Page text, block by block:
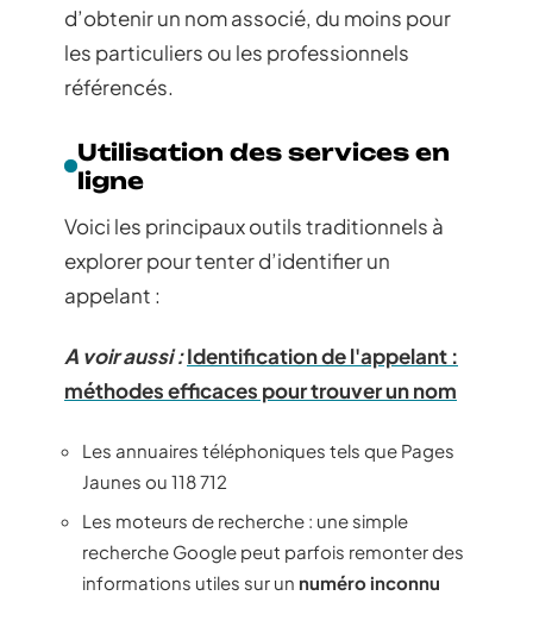
d’obtenir un nom associé, du moins pour
les particuliers ou les professionnels
référencés.
Utilisation des services en
ligne
Voici les principaux outils traditionnels à
explorer pour tenter d’identifier un
appelant :
A voir aussi :Identification de l'appelant :
méthodes efficaces pour trouver un nom
Les annuaires téléphoniques tels que Pages
Jaunes ou 118 712
Les moteurs de recherche : une simple
recherche Google peut parfois remonter des
informations utiles sur un numéro inconnu